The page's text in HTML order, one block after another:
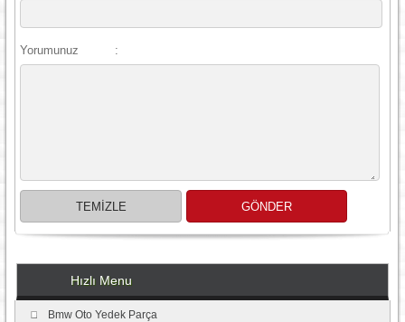
Yorumunuz :
Hızlı Menu
Bmw Oto Yedek Parça